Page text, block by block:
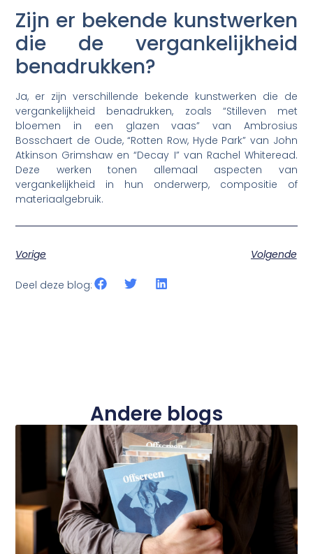
Zijn er bekende kunstwerken
die de vergankelijkheid
benadrukken?
Ja, er zijn verschillende bekende kunstwerken die de
vergankelijkheid benadrukken, zoals “Stilleven met
bloemen in een glazen vaas” van Ambrosius
Bosschaert de Oude, “Rotten Row, Hyde Park” van John
Atkinson Grimshaw en “Decay I” van Rachel Whiteread.
Deze werken tonen allemaal aspecten van
vergankelijkheid in hun onderwerp, compositie of
materiaalgebruik.
Vorige Volgende
Deel deze blog:
Andere blogs